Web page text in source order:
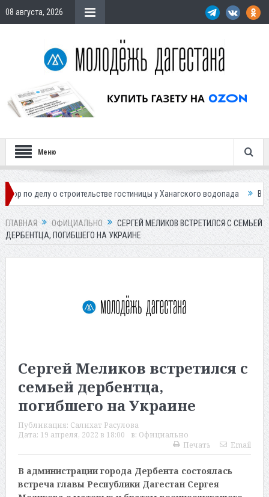
08 августа, 2026
Меню
о строительстве гостиницы у Ханагского водопада Власти
ГЛАВНАЯ ОФИЦИАЛЬНО
СЕРГЕЙ МЕЛИКОВ ВСТРЕТИЛСЯ С СЕМЬЕЙ
ДЕРБЕНТЦА, ПОГИБШЕГО НА УКРАИНЕ
Сергей Меликов встретился с
семьей дербентца,
погибшего на Украине
Публикация: Салихат Расулова
Дата: 19 апреля, 2022 в 18:00 в: Официально
Печать
Email
В администрации города Дербента состоялась
встреча главы Республики Дагестан Сергея